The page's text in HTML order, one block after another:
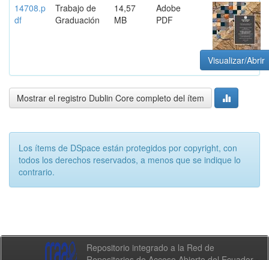
14708.p
df
Trabajo de
Graduación
14,57
MB
Adobe
PDF
Visualizar/Abrir
Mostrar el registro Dublin Core completo del ítem
Los ítems de DSpace están protegidos por copyright, con
todos los derechos reservados, a menos que se indique lo
contrario.
Repositorio integrado a la Red de